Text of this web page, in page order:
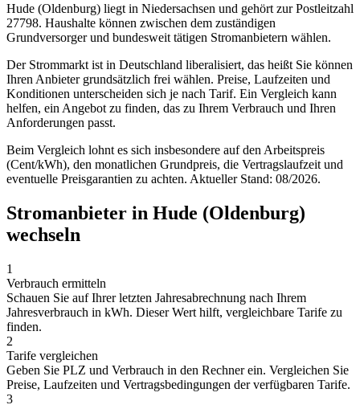
Hude (Oldenburg) liegt in Niedersachsen und gehört zur Postleitzahl
27798. Haushalte können zwischen dem zuständigen
Grundversorger und bundesweit tätigen Stromanbietern wählen.
Der Strommarkt ist in Deutschland liberalisiert, das heißt Sie können
Ihren Anbieter grundsätzlich frei wählen. Preise, Laufzeiten und
Konditionen unterscheiden sich je nach Tarif. Ein Vergleich kann
helfen, ein Angebot zu finden, das zu Ihrem Verbrauch und Ihren
Anforderungen passt.
Beim Vergleich lohnt es sich insbesondere auf den Arbeitspreis
(Cent/kWh), den monatlichen Grundpreis, die Vertragslaufzeit und
eventuelle Preisgarantien zu achten. Aktueller Stand: 08/2026.
Stromanbieter in Hude (Oldenburg)
wechseln
1
Verbrauch ermitteln
Schauen Sie auf Ihrer letzten Jahresabrechnung nach Ihrem
Jahresverbrauch in kWh. Dieser Wert hilft, vergleichbare Tarife zu
finden.
2
Tarife vergleichen
Geben Sie PLZ und Verbrauch in den Rechner ein. Vergleichen Sie
Preise, Laufzeiten und Vertragsbedingungen der verfügbaren Tarife.
3